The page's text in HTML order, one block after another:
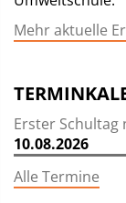
Mehr aktuelle
Erster Schultag
10.08.2026
Alle Termine